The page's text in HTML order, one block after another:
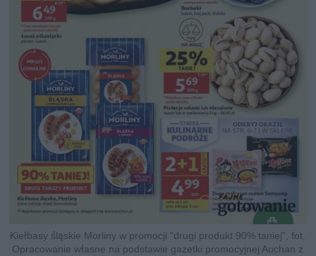
Kiełbasy śląskie Morliny w promocji "drugi produkt 90% taniej", fot.
Opracowanie własne na podstawie gazetki promocyjnej Auchan z